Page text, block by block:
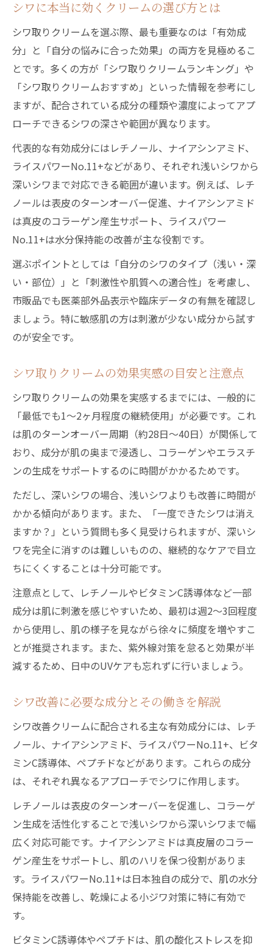
シワ改善に役立つレチノールとナイアシン
アミド
シワ取りクリームの成分別に期待できる効
果
シワ取りクリームメンズ向け成分の実力と
シワ取りクリーム最強成分の科学的根拠と
は
ドラッグストアで選ぶ使いやすいシワ対策
ドラッグストアで買えるシワ取りクリーム
の特徴
シワ改善クリームランキングと選び方のコ
ツ
シワ取りクリーム市販品の効果と選び方
シワ取りクリームおすすめ商品のポイント
解説
比較
実感できるシワ改善クリームの選び方
シワ取りクリーム選びで失敗しないポイン
ト
シワ改善効果を高めるクリームの特徴とは
シワ取りクリームランキングの見極め方
シワ取りクリーム効果を実感するための選
び方
シワ取りクリームおすすめアイテムの選定
基準
成分別に見るシワ取りクリームの違い
シワ取りクリームの成分比較と選び方のポ
イント
レチノール配合クリームのシワ改善効果と
は
ナイアシンアミド配合のシワ取りクリーム
を解説
較
シワ取りクリーム韓国発成分の実力紹介
シワ悩みに寄り添う正しいケアのコツ
法
シワ取りクリームの使い方と注意点を解説
シワ改善には生活習慣の見直しも重要
シワ取りクリーム毎日のケアで実感する秘
訣
ア術
シワに本当に効くクリームの選び方とは
シワ取りクリームを選ぶ際、最も重要なのは「有効成
分」と「自分の悩みに合った効果」の両方を見極めるこ
とです。多くの方が「シワ取りクリームランキング」や
「シワ取りクリームおすすめ」といった情報を参考にし
ますが、配合されている成分の種類や濃度によってアプ
ローチできるシワの深さや範囲が異なります。
代表的な有効成分にはレチノール、ナイアシンアミド、
ライスパワーNo.11+などがあり、それぞれ浅いシワから
深いシワまで対応できる範囲が違います。例えば、レチ
ノールは表皮のターンオーバー促進、ナイアシンアミド
は真皮のコラーゲン産生サポート、ライスパワー
No.11+は水分保持能の改善が主な役割です。
選ぶポイントとしては「自分のシワのタイプ（浅い・深
い・部位）」と「刺激性や肌質への適合性」を考慮し、
市販品でも医薬部外品表示や臨床データの有無を確認し
ましょう。特に敏感肌の方は刺激が少ない成分から試す
のが安全です。
シワ取りクリームの効果実感の目安と注意点
シワ取りクリームの効果を実感するまでには、一般的に
「最低でも1～2ヶ月程度の継続使用」が必要です。これ
は肌のターンオーバー周期（約28日〜40日）が関係して
おり、成分が肌の奥まで浸透し、コラーゲンやエラスチ
ンの生成をサポートするのに時間がかかるためです。
ただし、深いシワの場合、浅いシワよりも改善に時間が
かかる傾向があります。また、「一度できたシワは消え
ますか？」という質問も多く見受けられますが、深いシ
ワを完全に消すのは難しいものの、継続的なケアで目立
ちにくくすることは十分可能です。
注意点として、レチノールやビタミンC誘導体など一部
成分は肌に刺激を感じやすいため、最初は週2～3回程度
から使用し、肌の様子を見ながら徐々に頻度を増やすこ
とが推奨されます。また、紫外線対策を怠ると効果が半
減するため、日中のUVケアも忘れずに行いましょう。
シワ改善に必要な成分とその働きを解説
シワ改善クリームに配合される主な有効成分には、レチ
ノール、ナイアシンアミド、ライスパワーNo.11+、ビタ
ミンC誘導体、ペプチドなどがあります。これらの成分
は、それぞれ異なるアプローチでシワに作用します。
レチノールは表皮のターンオーバーを促進し、コラーゲ
ン生成を活性化することで浅いシワから深いシワまで幅
広く対応可能です。ナイアシンアミドは真皮層のコラー
ゲン産生をサポートし、肌のハリを保つ役割がありま
す。ライスパワーNo.11+は日本独自の成分で、肌の水分
保持能を改善し、乾燥による小ジワ対策に特に有効で
す。
ビタミンC誘導体やペプチドは、肌の酸化ストレスを抑